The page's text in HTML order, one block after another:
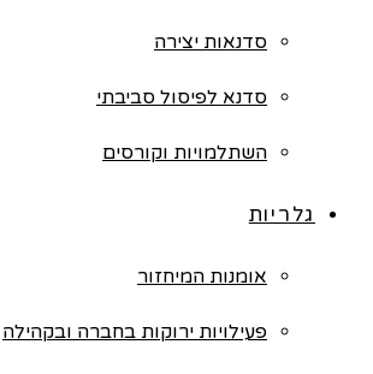
סדנאות יצירה
סדנא לפיסול סביבתי
השתלמויות וקורסים
גלריות
אומנות המיחזור
פעילויות ירוקות בחברה ובקהילה